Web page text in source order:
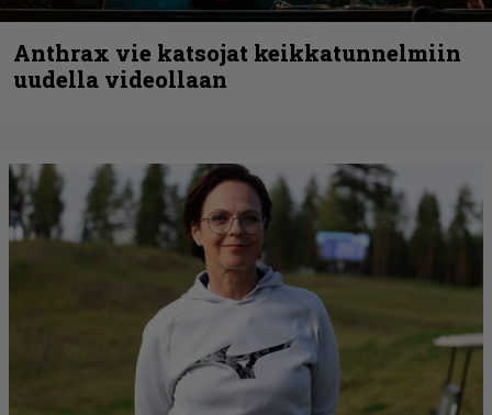
Anthrax vie katsojat keikkatunnelmiin
uudella videollaan